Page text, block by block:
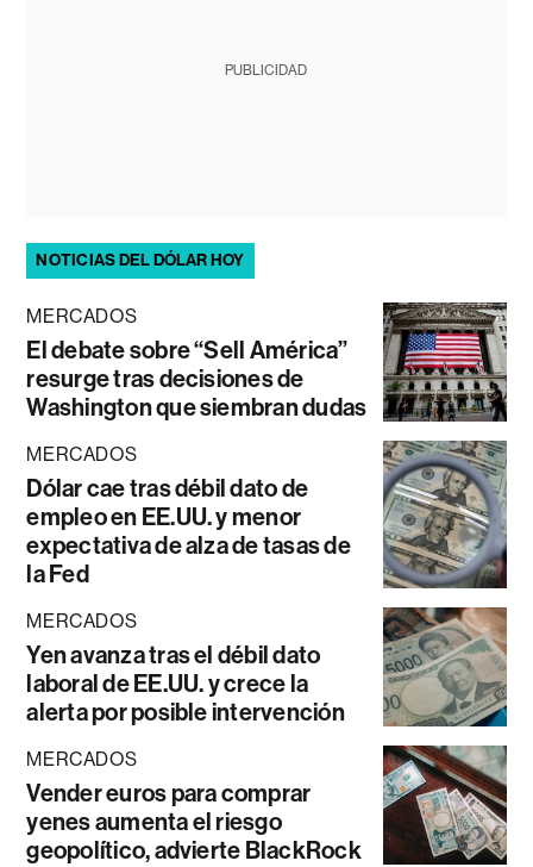
PUBLICIDAD
NOTICIAS DEL DÓLAR HOY
MERCADOS
El debate sobre “Sell América”
resurge tras decisiones de
Washington que siembran dudas
MERCADOS
Dólar cae tras débil dato de
empleo en EE.UU. y menor
expectativa de alza de tasas de
la Fed
MERCADOS
Yen avanza tras el débil dato
laboral de EE.UU. y crece la
alerta por posible intervención
MERCADOS
Vender euros para comprar
yenes aumenta el riesgo
geopolítico, advierte BlackRock